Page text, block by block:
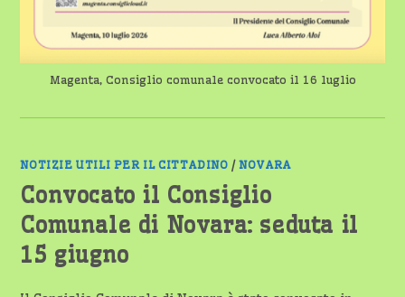
Magenta, Consiglio comunale convocato il 16 luglio
NOTIZIE UTILI PER IL CITTADINO /NOVARA
Convocato il Consiglio
Comunale di Novara: seduta il
15 giugno